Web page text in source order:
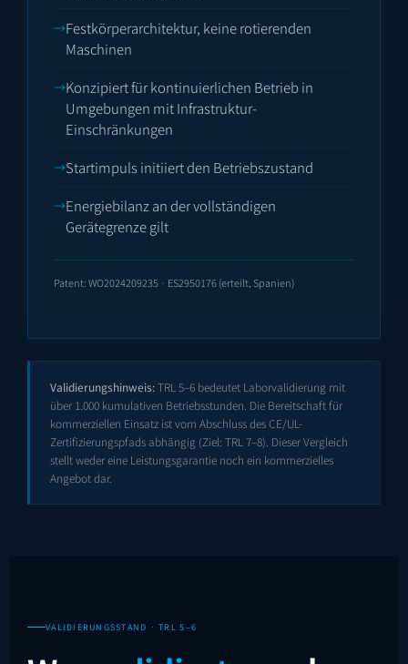
Festkörperarchitektur, keine rotierenden
Maschinen
Konzipiert für kontinuierlichen Betrieb in
Umgebungen mit Infrastruktur-
Einschränkungen
Startimpuls initiiert den Betriebszustand
Energiebilanz an der vollständigen
Gerätegrenze gilt
Patent:WO2024209235 · ES2950176(erteilt, Spanien)
Validierungshinweis:TRL 5–6 bedeutet Laborvalidierung mit
über 1.000 kumulativen Betriebsstunden. Die Bereitschaft für
kommerziellen Einsatz ist vom Abschluss des CE/UL-
Zertifizierungspfads abhängig (Ziel: TRL 7–8). Dieser Vergleich
stellt weder eine Leistungsgarantie noch ein kommerzielles
Angebot dar.
VALIDIERUNGSSTAND · TRL 5–6